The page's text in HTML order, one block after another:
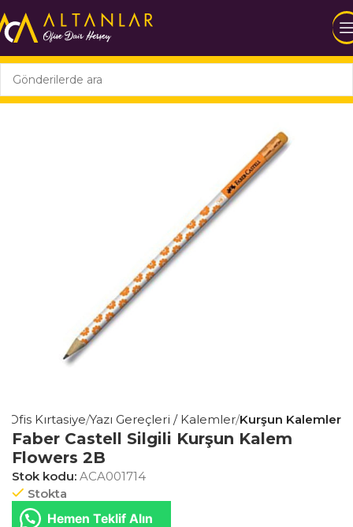
Ofis Kırtasiye Yazı Gereçleri / Kalemler Kurşun Kalemler
Faber Castell Silgili Kurşun Kalem
Flowers 2B
Stok kodu: ACA001714
Stokta
Hemen Teklif Alın